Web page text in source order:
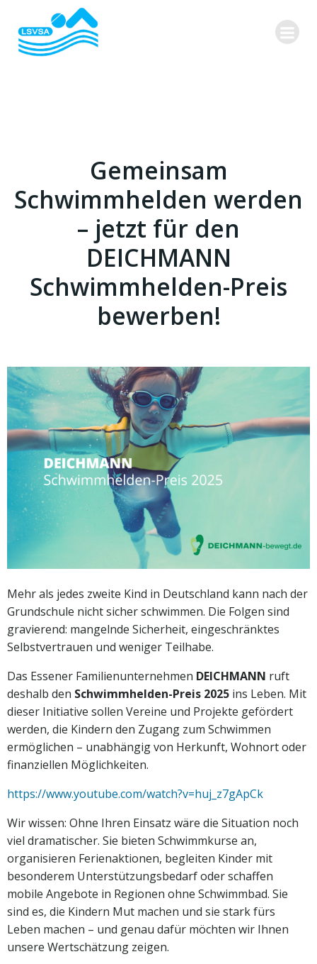
Gemeinsam
Schwimmhelden werden
– jetzt für den
DEICHMANN
Schwimmhelden-Preis
bewerben!
Mehr als jedes zweite Kind in Deutschland kann nach der
Grundschule nicht sicher schwimmen. Die Folgen sind
gravierend: mangelnde Sicherheit, eingeschränktes
Selbstvertrauen und weniger Teilhabe.
Das Essener Familienunternehmen DEICHMANN ruft
deshalb den Schwimmhelden-Preis 2025 ins Leben. Mit
dieser Initiative sollen Vereine und Projekte gefördert
werden, die Kindern den Zugang zum Schwimmen
ermöglichen – unabhängig von Herkunft, Wohnort oder
finanziellen Möglichkeiten.
https://www.youtube.com/watch?v=huj_z7gApCk
Wir wissen: Ohne Ihren Einsatz wäre die Situation noch
viel dramatischer. Sie bieten Schwimmkurse an,
organisieren Ferienaktionen, begleiten Kinder mit
besonderem Unterstützungsbedarf oder schaffen
mobile Angebote in Regionen ohne Schwimmbad. Sie
sind es, die Kindern Mut machen und sie stark fürs
Leben machen – und genau dafür möchten wir Ihnen
unsere Wertschätzung zeigen.